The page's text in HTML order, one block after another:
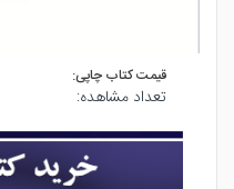
قیمت کتاب چاپی:
تعداد مشاهده: